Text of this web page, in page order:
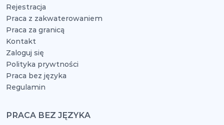
Rejestracja
Praca z zakwaterowaniem
Praca za granicą
Kontakt
Zaloguj się
Polityka prywtności
Praca bez języka
Regulamin
PRACA BEZ JĘZYKA